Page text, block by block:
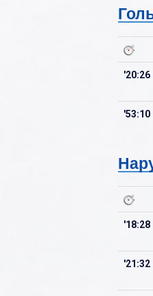
'20:26
'53:10
'18:28
'21:32